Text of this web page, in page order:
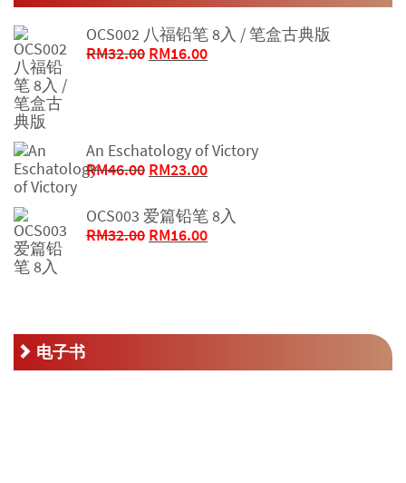
OCS002 八福铅笔 8入 / 笔盒古典版
RM32.00 原
RM16.00当
RM16.00。
An Eschatology of Victory
RM46.00 原
为：
RM46.00。
RM23.00当
价
格
为：
OCS003 爱篇铅笔 8入
RM32.00 原
RM16.00当
RM16.00。
电子书